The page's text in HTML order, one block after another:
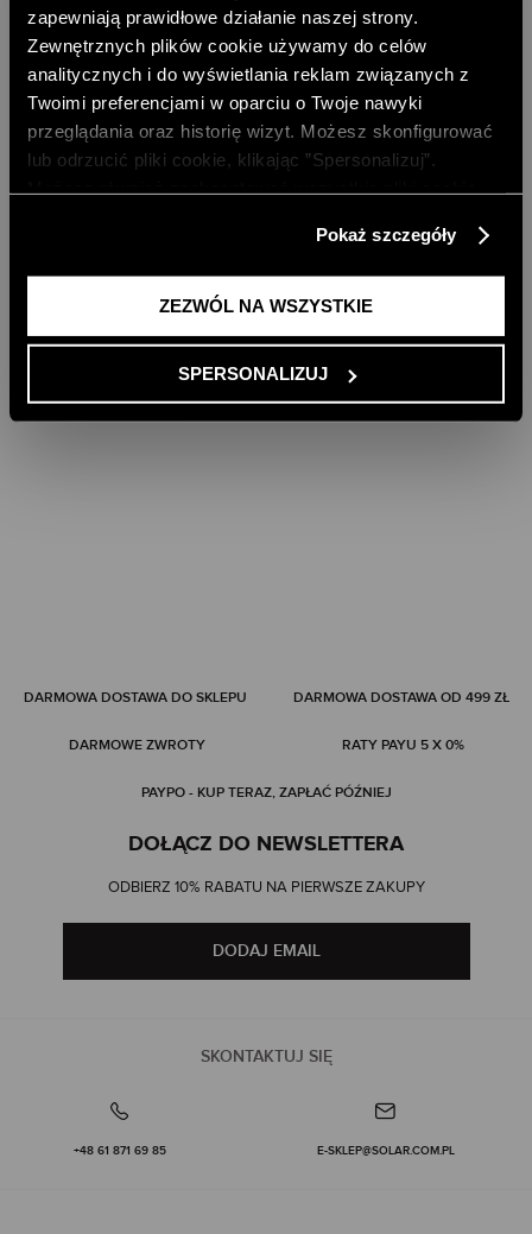
zapewniają prawidłowe działanie naszej strony.
Zewnętrznych plików cookie używamy do celów
analitycznych i do wyświetlania reklam związanych z
Twoimi preferencjami w oparciu o Twoje nawyki
przeglądania oraz historię wizyt. Możesz skonfigurować
lub odrzucić pliki cookie, klikając ”Spersonalizuj”.
Polityce Prywatności
Pokaż szczegóły
ZEZWÓL NA WSZYSTKIE
SPERSONALIZUJ
CENA REGULARNA:69,00 PLN
-10% PRZY ZAKUPIE ZA 500 PLN
DARMOWA DOSTAWA DO SKLEPU DARMOWA DOSTAWA OD 499 ZŁ
DARMOWE ZWROTY RATY PAYU 5 X 0%
PAYPO - KUP TERAZ, ZAPŁAĆ PÓŹNIEJ
SKONTAKTUJ SIĘ
+48 61 871 69 85 E-SKLEP@SOLAR.COM.PL
DOŁĄCZ DO NEWSLETTERA
ODBIERZ 10% RABATU NA PIERWSZE ZAKUPY
DODAJ EMAIL